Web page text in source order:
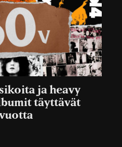
ja heavy
täyttävät